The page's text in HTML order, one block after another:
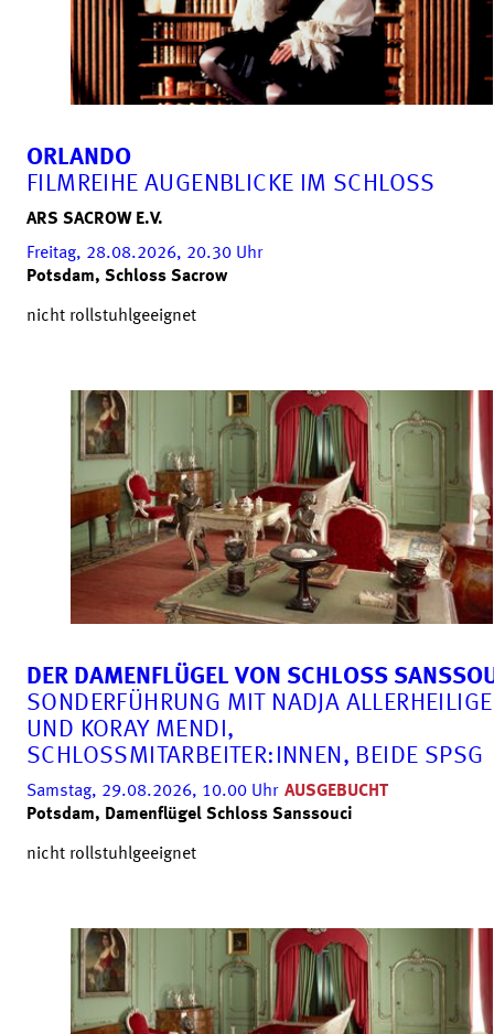
ORLANDO
FILMREIHE AUGENBLICKE IM SCHLOSS
ARS SACROW E.V.
Freitag, 28.08.2026, 20.30 Uhr
Potsdam, Schloss Sacrow
nicht rollstuhlgeeignet
DER DAMENFLÜGEL VON SCHLOSS
SONDERFÜHRUNG MIT NADJA
UND KORAY MENDI,
SCHLOSSMITARBEITER:INNEN, BEIDE SPSG
Samstag, 29.08.2026, 10.00 Uhr AUSGEBUCHT
Potsdam, Damenflügel Schloss Sanssouci
nicht rollstuhlgeeignet